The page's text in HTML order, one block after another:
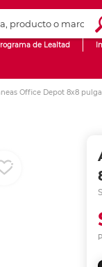
de Lealtad
Office Depot 8x8